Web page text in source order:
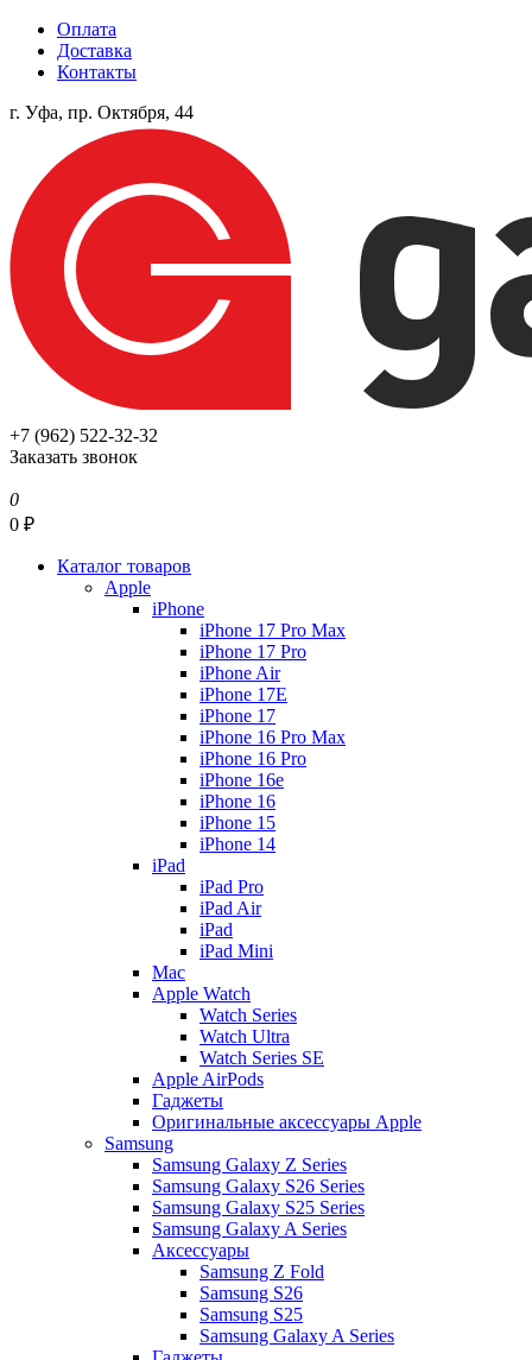
Оплата
Доставка
Контакты
г. Уфа, пр. Октября, 44
+7 (962) 522-32-32
Заказать звонок
0
0 ₽
Каталог товаров
Apple
iPhone
iPhone 17 Pro Max
iPhone 17 Pro
iPhone Air
iPhone 17E
iPhone 17
iPhone 16 Pro Max
iPhone 16 Pro
iPhone 16e
iPhone 16
iPhone 15
iPhone 14
iPad
iPad Pro
iPad Air
iPad
iPad Mini
Mac
Apple Watch
Watch Series
Watch Ultra
Watch Series SE
Apple AirPods
Гаджеты
Оригинальные аксессуары Apple
Samsung
Samsung Galaxy Z Series
Samsung Galaxy S26 Series
Samsung Galaxy S25 Series
Samsung Galaxy A Series
Аксессуары
Samsung Z Fold
Samsung S26
Samsung S25
Samsung Galaxy A Series